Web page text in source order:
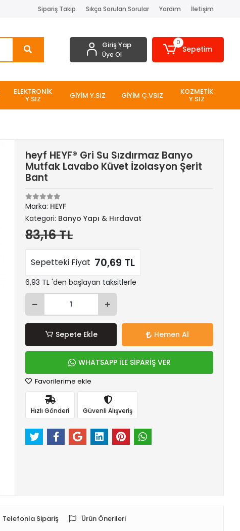
Sipariş Takip Sıkça Sorulan Sorular Yardım İletişim
Giriş Yap
Üye Ol
0
Sepetim
ELEKTRONİK
Y.SIZ GİYİM Y.SIZ GİYİM Ç.VSIZ KOZMETİK
Y.SIZ
heyf HEYF® Gri Su Sızdırmaz Banyo
Mutfak Lavabo Küvet İzolasyon Şerit
Bant
Marka: HEYF
Kategori: Banyo Yapı & Hırdavat
83,16 TL
Sepetteki Fiyat 70,69 TL
6,93 TL 'den başlayan taksitlerle
Sepete Ekle Hemen Al
WHATSAPP İLE SİPARİŞ VER
Favorilerime ekle
Hızlı Gönderi Güvenli Alışveriş
Telefonla Sipariş Ürün Önerileri